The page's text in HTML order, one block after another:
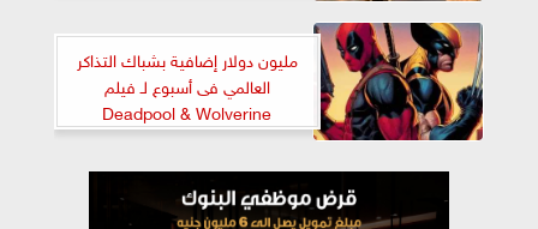
مليون دولار إضافية بشباك التذاكر
العالمي فى أسبوع لـ فيلم
Deadpool & Wolverine